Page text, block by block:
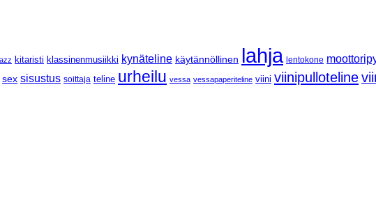
kitaristi klassinenmusiikki kynäteline käytännöllinen lahja lentokone
sex sisustus soittaja teline urheilu vessa vessapaperiteline viini viinipulloteline